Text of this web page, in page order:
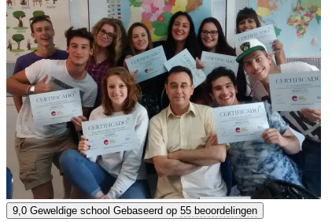
Colegio Internacional
9,0 Geweldige school Gebaseerd op 55 beoordelingen